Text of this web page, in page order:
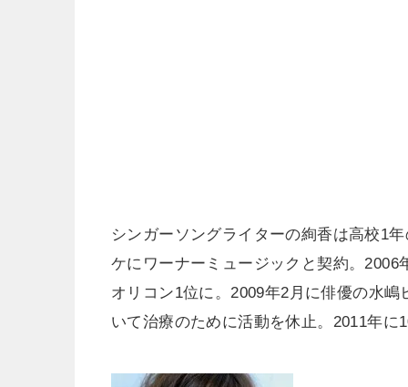
シンガーソングライターの絢香は高校1
ケにワーナーミュージックと契約。
オリコン1位に。2009年2月に俳優の水
いて治療のために活動を休止。2011年